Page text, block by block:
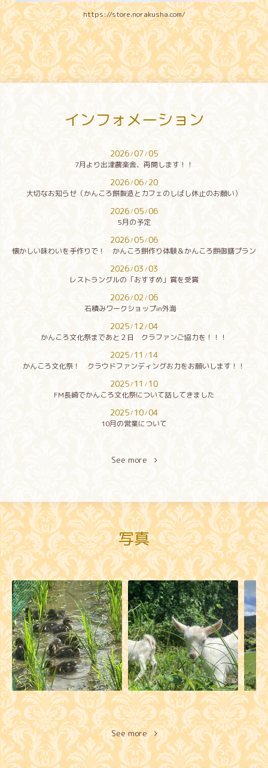
https://store.norakusha.com/
インフォメーション
2026 / 07 /05
7月より出津農楽舎、再開します！！
2026 / 06 / 20
大切なお知らせ（かんころ餅製造とカフェのしばし休止のお願い）
2026 /05 /06
5月の予定
2026 / 05 /06
懐かしい味わいを手作りで！ かんころ餅作り体験＆かんころ餅御膳プラン
2026 / 03 /03
レストラングルの「おすすめ」賞を受賞
2026 /02 /06
石積みワークショップin外海
2025 / 12 /04
かんころ文化祭まであと２日 クラファンご協力を！！！
2025 / 11 / 14
かんころ文化祭！ クラウドファンディングお力をお願いします！！
2025 / 11 / 10
FM長崎でかんころ文化祭について話してきました
2025 / 10 /04
10月の営業について
See more
写真
See more